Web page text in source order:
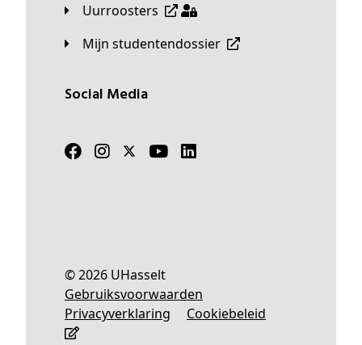
Uurroosters
Mijn studentendossier
Social Media
© 2026 UHasselt
Gebruiksvoorwaarden
Privacyverklaring
Cookiebeleid